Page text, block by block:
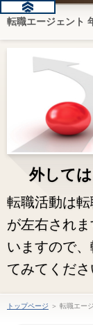
転職エージェント
外して
転職活動は
が左右され
いますので
てみてくださ
トップページ ＞ 転職エー